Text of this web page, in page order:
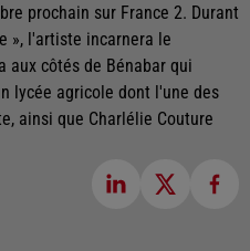
prochain sur France 2. Durant
», l'artiste incarnera le
aux côtés de Bénabar qui
lycée agricole dont l'une des
ainsi que Charlélie Couture